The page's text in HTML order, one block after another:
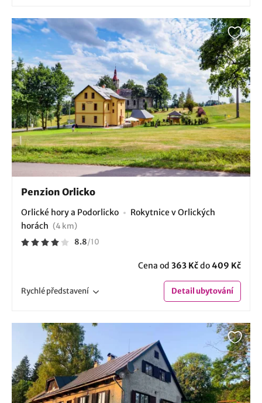
Penzion Orlicko
Orlické hory a Podorlicko
Rokytnice v Orlických
horách (4 km)
8.8/10
Cena od 363 Kčdo409 Kč
Rychlépředstavení Detailubytování